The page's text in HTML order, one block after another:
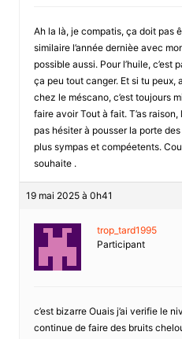
Ah la là, je compatis, ça doit pas
similaire l’année dernièe avec
possible aussi. Pour l’huile,
ça peu tout canger. Et si tu peux,
chez le méscano, c’est toujours
faire avoir Tout à fait. T’as raison,
pas hésiter à pousser la porte
plus sympas et compéetents.
souhaite .
19 mai 2025 à 0h41
trop_tard1995
Participant
c’est bizarre Ouais j’ai verifie le
continue de faire des bruits